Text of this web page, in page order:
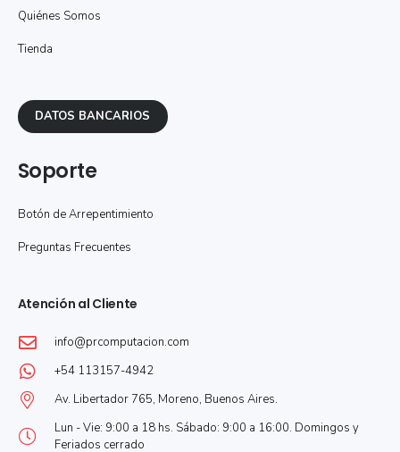
Quiénes Somos
Tienda
DATOS BANCARIOS
Soporte
Botón de Arrepentimiento
Preguntas Frecuentes
Atención al Cliente
info@prcomputacion.com
+54 113157-4942
Av. Libertador 765, Moreno, Buenos Aires.
Lun - Vie: 9:00 a 18 hs. Sábado: 9:00 a 16:00. Domingos y
Feriados cerrado